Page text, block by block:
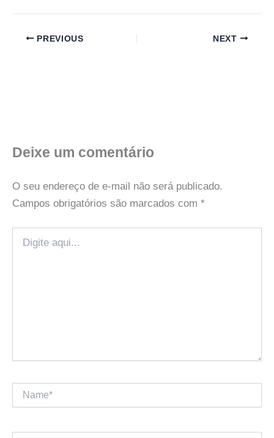
PREVIOUS NEXT
Deixe um comentário
O seu endereço de e-mail não será publicado.
Campos obrigatórios são marcados com *
aqui...